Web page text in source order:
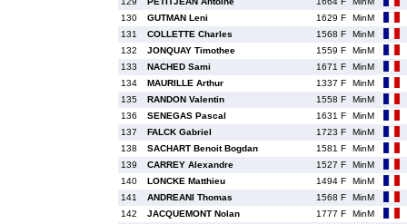
130
GUTMAN Leni 1629 F
MinM
131
COLLETTE Charles 1568 F
MinM
132
JONQUAY Timothee 1559 F
MinM
133
NACHED Sami 1671 F
MinM
134
MAURILLE Arthur 1337 F
MinM
135
RANDON Valentin 1558 F
MinM
136
SENEGAS Pascal 1631 F
MinM
137
FALCK Gabriel 1723 F
MinM
138
SACHART Benoit Bogdan 1581 F
MinM
139
CARREY Alexandre 1527 F
MinM
140
LONCKE Matthieu 1494 F
MinM
141
ANDREANI Thomas 1568 F
MinM
142
JACQUEMONT Nolan 1777 F
MinM